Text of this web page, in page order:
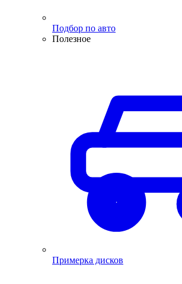
Подбор по авто
Полезное
Примерка дисков